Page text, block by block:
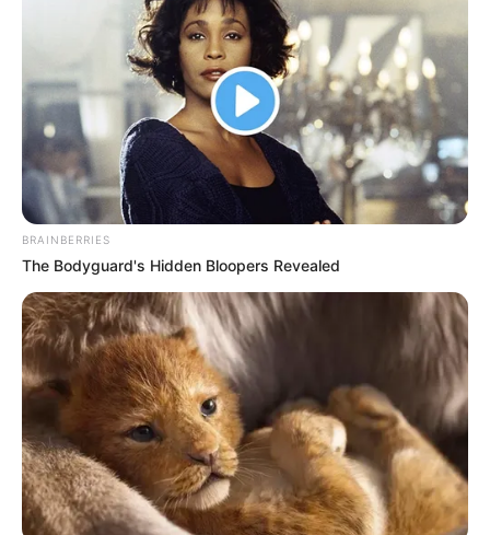
BRAINBERRIES
The Bodyguard's Hidden Bloopers Revealed